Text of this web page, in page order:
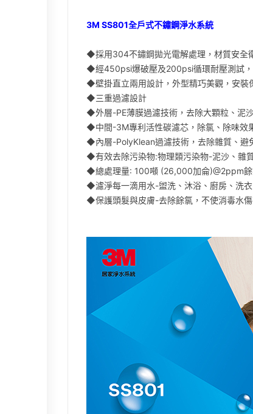
3M SS801全戶式不鏽鋼淨水系統
◆採用304不鏽鋼拋光電解處理，材質安全
◆經450psi爆破壓及200psi循環耐壓測試，
◆壁掛直立兩用設計，外型精巧美觀，安裝
◆三重過濾設計
◆外層-PE薄膜過濾技術，去除大顆粒、泥
◆中間-3M專利活性碳濾芯，除氯、除味效
◆內層-PolyKlean過濾技術，去除雜質、避
◆有效去除污染物:物理類污染物-泥沙、雜
◆總處理量: 100噸 (26,000加侖)@2ppm
◆濾淨每一滴用水-盥洗、沐浴、廚房、洗
◆保護頭髮與皮膚-去除餘氯，不使消毒水